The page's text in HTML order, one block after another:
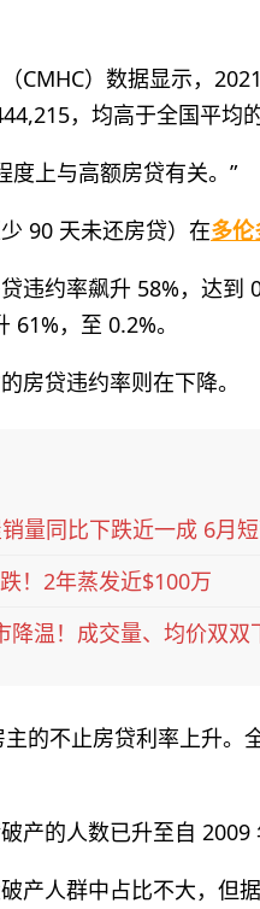
CMHC）数据显示，
，均高于全国平均
度上与高额房贷有关。”
90 天未还房贷）在多伦
违约率飙升 58%，达
，至 0.2%。
房贷违约率则在下降。
量同比下跌近一成 6月
！2年蒸发近$100万
降温！成交量、均价双
的不止房贷利率上升。
产的人数已升至自 2009
产人群中占比不大，但